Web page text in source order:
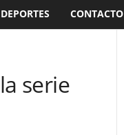
DEPORTES CONTACTO
serie